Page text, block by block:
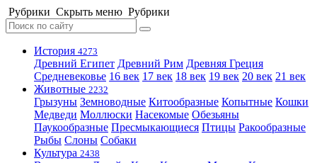
Рубрики Скрыть меню Рубрики
История 4273
Древний Египет Древний Рим Древняя Греция
Средневековье 16 век 17 век 18 век 19 век 20 век 21 век
Животные 2232
Грызуны Земноводные Китообразные Копытные Кошки
Медведи Моллюски Насекомые Обезьяны
Паукообразные Пресмыкающиеся Птицы Ракообразные
Рыбы Слоны Собаки
Культура 2438